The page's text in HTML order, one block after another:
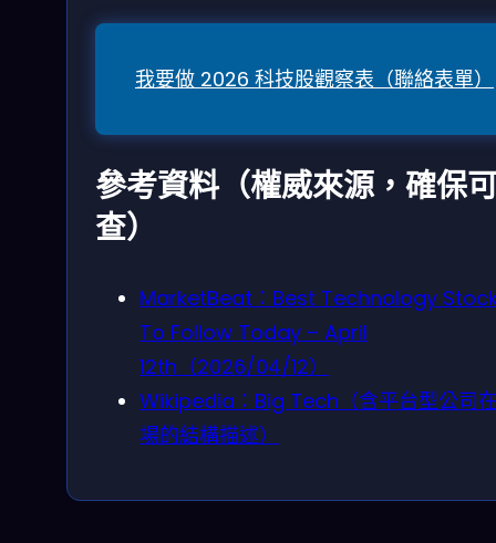
我要做 2026 科技股觀察表（聯絡表單）
參考資料（權威來源，確保
查）
MarketBeat：Best Technology
To Follow Today – April
12th（2026/04/12）
Wikipedia：Big Tech（含平台型公司
場的結構描述）